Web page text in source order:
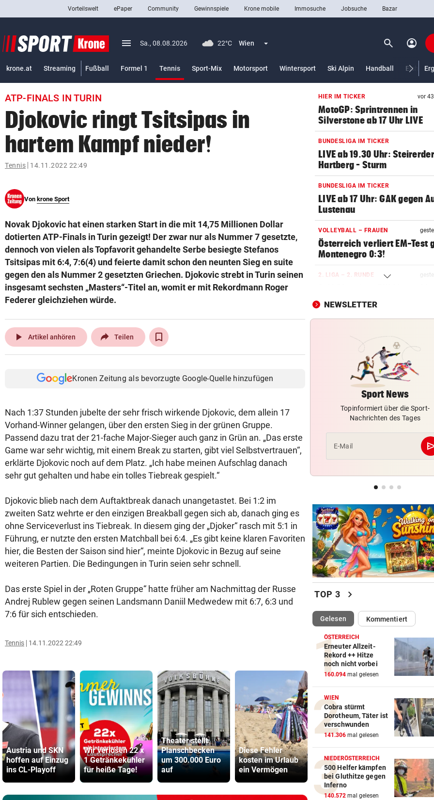
closeSchließen
Abonnieren
arrow_right
pin_drop
bookmark
search
Suchbegriff
© Krone Multimedia GmbH & Co KG 2026
Muthgasse 2, 1190 Wien
Vorteilswelt ePaper Community Gewinnspiele Krone mobile Immosuche Jobsuche Bazar
menu Menü aufklappen
Sa., 08.08.2026 22°C Wien Menü aufklappen search Suchen
account_circle
krone.at Streaming Fußball Formel 1 Tennis
Sport-Mix
Motorsport Wintersport Ski Alpin Handball
ATP-FINALS IN TURIN
Djokovic ringt Tsitsipas in
hartem Kampf nieder!
Tennis 14.11.2022 22:49
Von krone Sport
Novak Djokovic hat einen starken Start in die mit 14,75 Millionen Dollar
dotierten ATP-Finals in Turin gezeigt! Der zwar nur als Nummer 7 gesetzte,
dennoch von vielen als Topfavorit gehandelte Serbe besiegte Stefanos
Tsitsipas mit 6:4, 7:6(4) und feierte damit schon den neunten Sieg en suite
gegen den als Nummer 2 gesetzten Griechen. Djokovic strebt in Turin seinen
insgesamt sechsten „Masters“-Titel an, womit er mit Rekordmann Roger
Federer gleichziehen würde.
play_arrow Artikel anhören Teilen
Kronen Zeitung als bevorzugte Google-Quelle hinzufügen
Nach 1:37 Stunden jubelte der sehr frisch wirkende Djokovic, dem allein 17
Vorhand-Winner gelangen, über den ersten Sieg in der grünen Gruppe.
Passend dazu trat der 21-fache Major-Sieger auch ganz in Grün an. „Das erste
Game war sehr wichtig, mit einem Break zu starten, gibt viel Selbstvertrauen“,
erklärte Djokovic noch auf dem Platz. „Ich habe meinen Aufschlag danach
sehr gut gehalten und habe ein tolles Tiebreak gespielt.“
Djokovic blieb nach dem Auftaktbreak danach unangetastet. Bei 1:2 im
zweiten Satz wehrte er den einzigen Breakball gegen sich ab, danach ging es
ohne Serviceverlust ins Tiebreak. In diesem ging der „Djoker“ rasch mit 5:1 in
Führung, er nutzte den ersten Matchball bei 6:4. „Es gibt keine klaren Favoriten
hier, die Besten der Saison sind hier“, meinte Djokovic in Bezug auf seine
weiteren Partien. Die Bedingungen in Turin seien sehr schnell.
Das erste Spiel in der „Roten Gruppe“ hatte früher am Nachmittag der Russe
Andrej Rublew gegen seinen Landsmann Daniil Medwedew mit 6:7, 6:3 und
7:6 für sich entschieden.
Tennis 14.11.2022 22:49
Austria und SKN
hoffen auf Einzug
ins CL-Playoff
Wir verlosen 22 x
1 Getränkekühler
für heiße Tage!
Theater stellt
Planschbecken
um 300.000 Euro
auf
Diese Fehler
kosten im Urlaub
ein Vermögen
Aussagen von
Thaler sorgen vor
Gericht für
Staunen
Sager
Mütter-
gegen
HIER IM TICKER vor
MotoGP: Sprintrennen in
Silverstone ab 17 Uhr LIVE
BUNDESLIGA IM TICKER
LIVE ab 19.30 Uhr:
Hartberg – Sturm
BUNDESLIGA IM TICKER
LIVE ab 17 Uhr: GAK gegen
Lustenau
VOLLEYBALL – FRAUEN
Österreich verliert EM-Test
Montenegro 0:3!
2. LIGA – 2. RUNDE
Wacker Innsbruck ab
NACH ELFER-RÜCKNAHME
absoluter Skandal!“
SONNTAG NOCH IM KASTEN
Klubs aus Holland und Italien
locken WAC-Goalie
BEI BARESI-ABSCHIED
Brasilien-Legende schockt
mit Mallet-Finger
gegen WSG Tirol
Luxus am Meer! Sabalenka
gewährt private Einblicke
NEWSLETTER
Sport News
Topinformiert über die Sport-
Nachrichten des Tages
E-Mail
TOP 3 chevron_right
Gelesen(ausgewählt)Kommentiert
ÖSTERREICH
Erneuter Allzeit-
Rekord ++ Hitze
noch nicht vorbei
160.094 mal gelesen
WIEN
Cobra stürmt
Dorotheum, Täter ist
verschwunden
141.306 mal gelesen
NIEDERÖSTERREICH
500 Helfer kämpfen
bei Gluthitze gegen
Inferno
140.572 mal gelesen
Action-Cam Vergleich
ZUM VERGLEICH
Crosstrainer Vergleich
ZUM VERGLEICH
ZUM VERGLEICH
Elektro-Scooter Vergleich
ZUM VERGLEICH